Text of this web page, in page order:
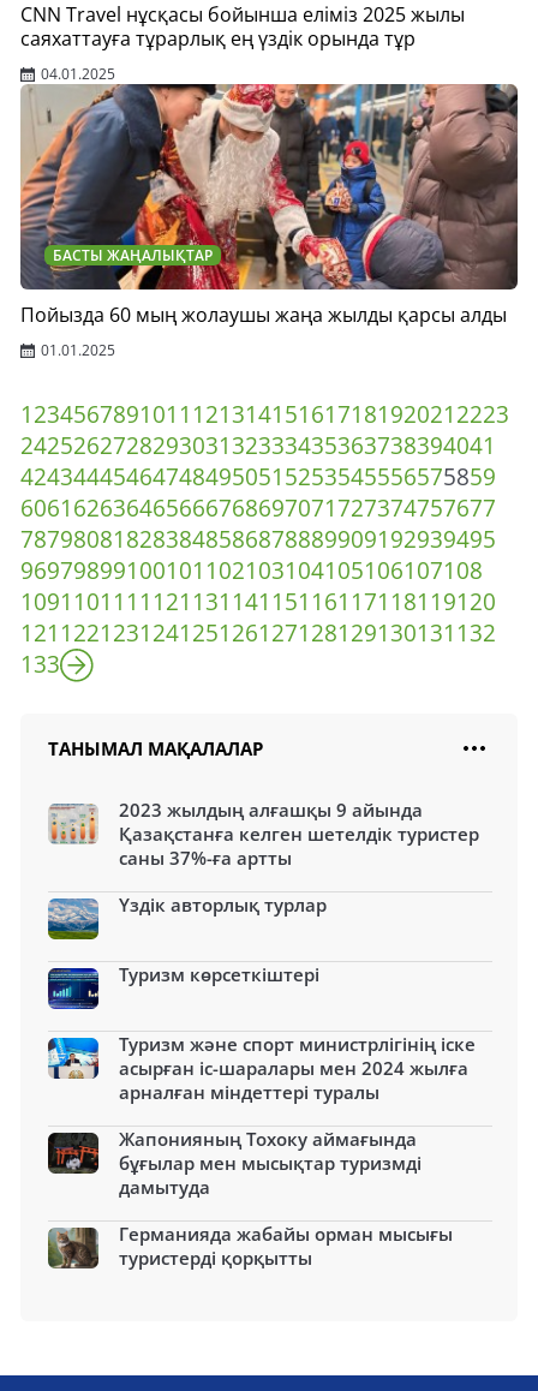
CNN Travel нұсқасы бойынша еліміз 2025 жылы
саяхаттауға тұрарлық ең үздік орында тұр
04.01.2025
БАСТЫ ЖАҢАЛЫҚТАР
Пойызда 60 мың жолаушы жаңа жылды қарсы алды
01.01.2025
1234567891011 121314151617181920212223
242526272829303132333435363738394041
424344454647484950515253545556575859
606162636465666768697071727374757677
787980818283848586878889909192939495
96979899100101 102103104105106107108
109110111 112113114115116117118119120
121 122123124125126127128129130131 132
133
ТАНЫМАЛ МАҚАЛАЛАР
2023 жылдың алғашқы 9 айында
Қазақстанға келген шетелдік туристер
саны 37%-ға артты
Үздік авторлық турлар
Туризм көрсеткіштері
Туризм және спорт министрлігінің іске
асырған іс-шаралары мен 2024 жылға
арналған міндеттері туралы
Жапонияның Тохоку аймағында
бұғылар мен мысықтар туризмді
дамытуда
Германияда жабайы орман мысығы
туристерді қорқытты